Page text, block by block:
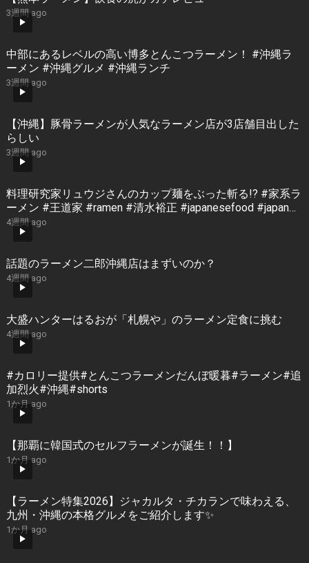
3週間 ago
中部にあるレベルの高い博多とんこつラーメン！ #沖縄ラ
ーメン #沖縄グルメ #沖縄ランチ
3週間 ago
【沖縄】豚骨ラーメンが人気なラーメン店が3店舗目出した
らしい
3週間 ago
料理研究家リュウジさんのカップ麺をぶった斬る!? #家系ラ
ーメン #王道家 #ramen #清水裕正 #japanesefood #japan
#noodles
4週間 ago
話題のラーメン二郎沖縄店はまずいのか？
4週間 ago
大盛ハンターはるおが「札幌や」のラーメン定食に挑む
4週間 ago
#カロリー提供#とんこつラーメンだんぼ暖暮#ラーメン#追
加烈火#沖縄#shorts
1か月 ago
【那覇に韓国式のセルフラーメンが誕生！！】
1か月 ago
【ラーメン特集2026】ジャカルタ・チカランで味わえる、
九州・沖縄の本格グルメをご紹介します✨
1か月 ago